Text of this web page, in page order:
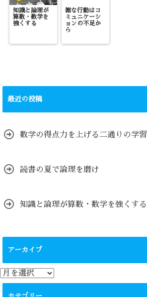
知識と論理が
算数・数学を
強くする
雑な行動はコ
ミュニケーシ
ョンの不足か
ら
最近の投稿
数学の得点力を上げる二通りの学習
読書の夏で論理を磨け
知識と論理が算数・数学を強くする
アーカイブ
ア
ー